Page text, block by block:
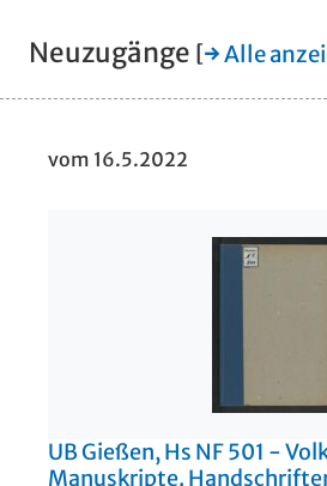
Neuzugänge [→ Alle
vom 16.5.2022
UB Gießen, Hs NF 501 -
Manuskripte.